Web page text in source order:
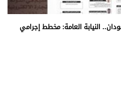
النيابة العامة: مخطط إجرامي